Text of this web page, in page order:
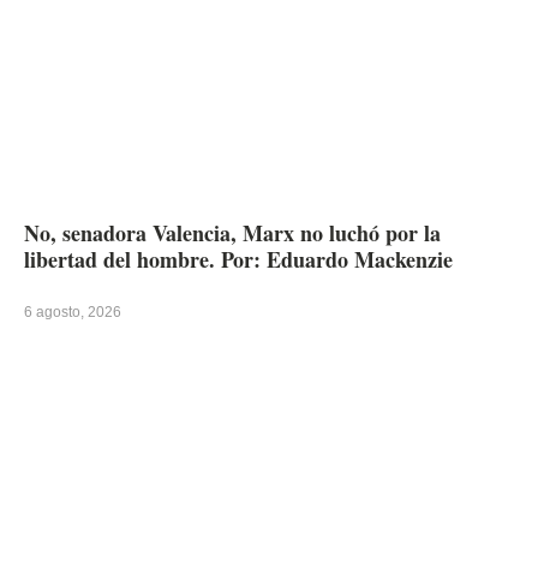
No, senadora Valencia, Marx no luchó por la
libertad del hombre. Por: Eduardo Mackenzie
6 agosto, 2026